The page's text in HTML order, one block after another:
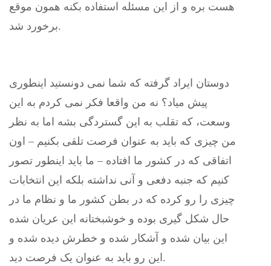
هست بره و از این مسئله استفاده بکنه همون موقع
برخورد شد.
دوستان ایراد گرفته که شما نمی دونستید اینطوری
پیش میاد؟ نه من واقعا فکر نمی کردم به این
وسعت، که تقلب به این گستردگی بشه اما به نظر
من چیزی که باید به عنوان فرصت تلقی بکنیم – اون
اتفاقی که در کشور ما افتاده – ما باید اینطور تصور
کنیم که جنبه دفعی و آنی نداشته بلکه این انتخابات
چیزی را رو کرده که در بطن کشور ما و نظام ما در
حال شکل گیری بوده و خوشبختانه این عریان شده
این بیان شده و آشکار شده و خطرش دیده شده و
این رو باید به عنوان یک فرصت دید.